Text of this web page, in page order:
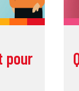
pour